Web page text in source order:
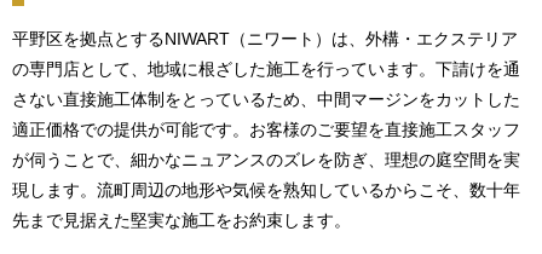
平野区を拠点とするNIWART（ニワート）は、外構・エクステリア
の専門店として、地域に根ざした施工を行っています。下請けを通
さない直接施工体制をとっているため、中間マージンをカットした
適正価格での提供が可能です。お客様のご要望を直接施工スタッフ
が伺うことで、細かなニュアンスのズレを防ぎ、理想の庭空間を実
現します。流町周辺の地形や気候を熟知しているからこそ、数十年
先まで見据えた堅実な施工をお約束します。